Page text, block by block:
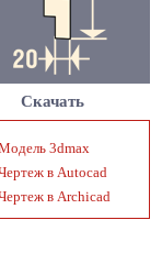
Скачать
3dmax
в Autocad
в Archicad